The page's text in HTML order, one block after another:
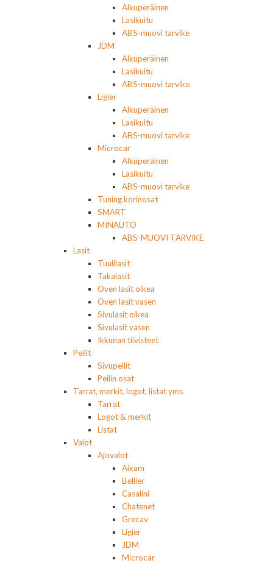
Alkuperäinen
Lasikuitu
ABS-muovi tarvike
JDM
Alkuperäinen
Lasikuitu
ABS-muovi tarvike
Ligier
Alkuperäinen
Lasikuitu
ABS-muovi tarvike
Microcar
Alkuperäinen
Lasikuitu
ABS-muovi tarvike
Tuning korinosat
SMART
MINAUTO
ABS-MUOVI TARVIKE
Lasit
Tuulilasit
Takalasit
Oven lasit oikea
Oven lasit vasen
Sivulasit oikea
Sivulasit vasen
Ikkunan tiivisteet
Peilit
Sivupeilit
Peilin osat
Tarrat, merkit, logot, listat yms.
Tarrat
Logot & merkit
Listat
Valot
Ajovalot
Aixam
Bellier
Casalini
Chatenet
Grecav
Ligier
JDM
Microcar